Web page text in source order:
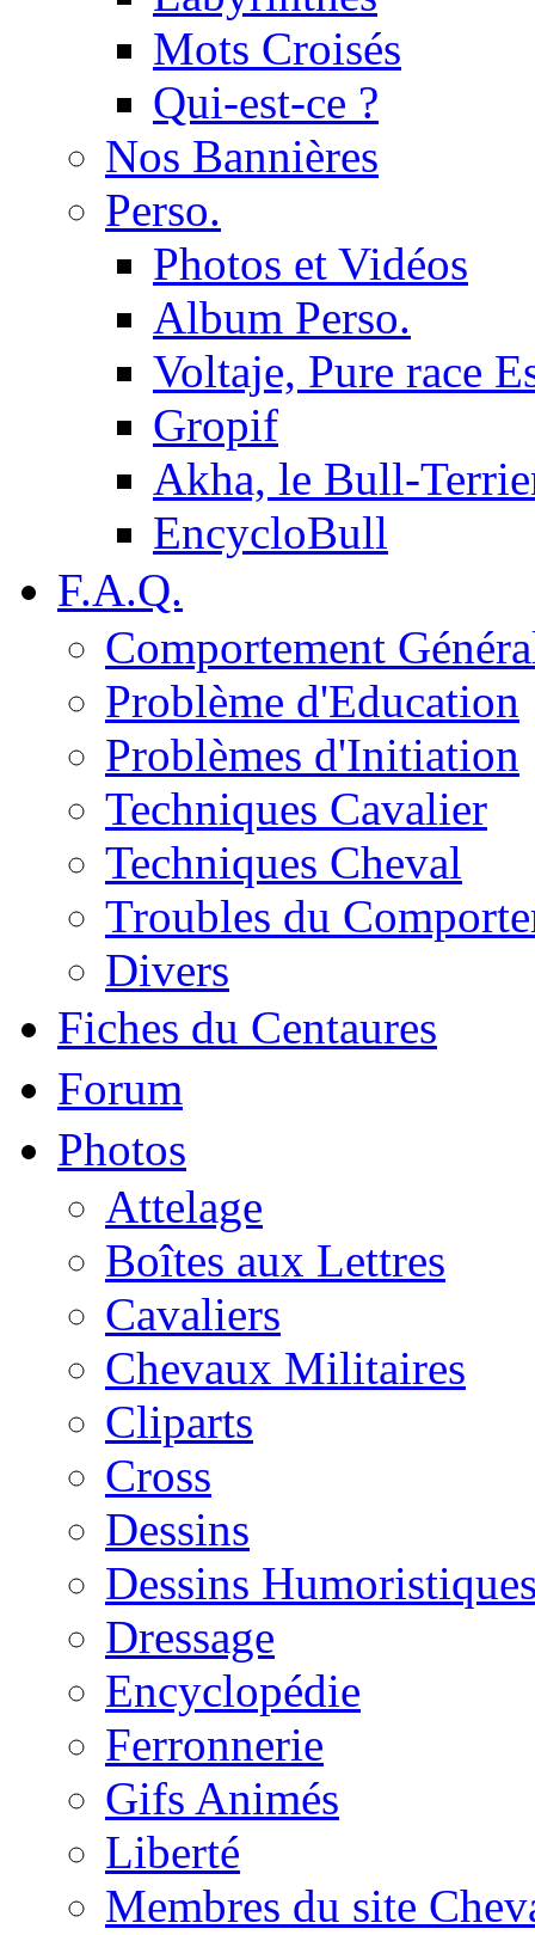
Mots Croisés
Qui-est-ce ?
Nos Bannières
Perso.
Photos et Vidéos
Album Perso.
Voltaje, Pure race
Gropif
Akha, le Bull-
EncycloBull
F.A.Q.
Comportement
Problème d'Education
Problèmes d'Initiation
Techniques Cavalier
Techniques Cheval
Troubles du
Divers
Fiches du Centaures
Forum
Photos
Attelage
Boîtes aux Lettres
Cavaliers
Chevaux Militaires
Cliparts
Cross
Dessins
Dessins
Dressage
Encyclopédie
Ferronnerie
Gifs Animés
Liberté
Membres du site